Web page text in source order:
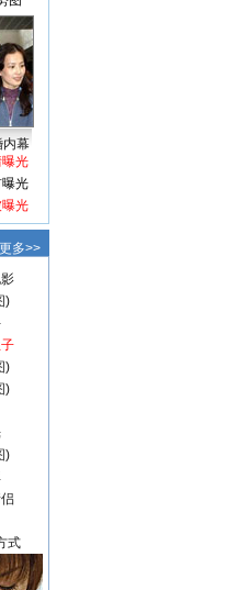
内幕
光
光
光
更多>>
)
)
)
)
式